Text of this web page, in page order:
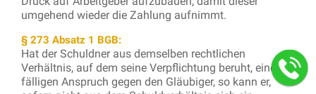
umgehend wieder die Zahlung aufnimmt.
§ 273 Absatz 1 BGB:
Hat der Schuldner aus demselben rechtlichen
Verhältnis, auf dem seine Verpflichtung beruht, einen
fälligen Anspruch gegen den Gläubiger, so kann er,